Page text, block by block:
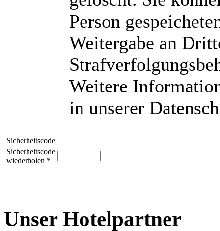
Person
Weitergabe an
Weitere
in unserer
Sicherheitscode
Sicherheitscode
wiederholen *
Unser Hotelpartner